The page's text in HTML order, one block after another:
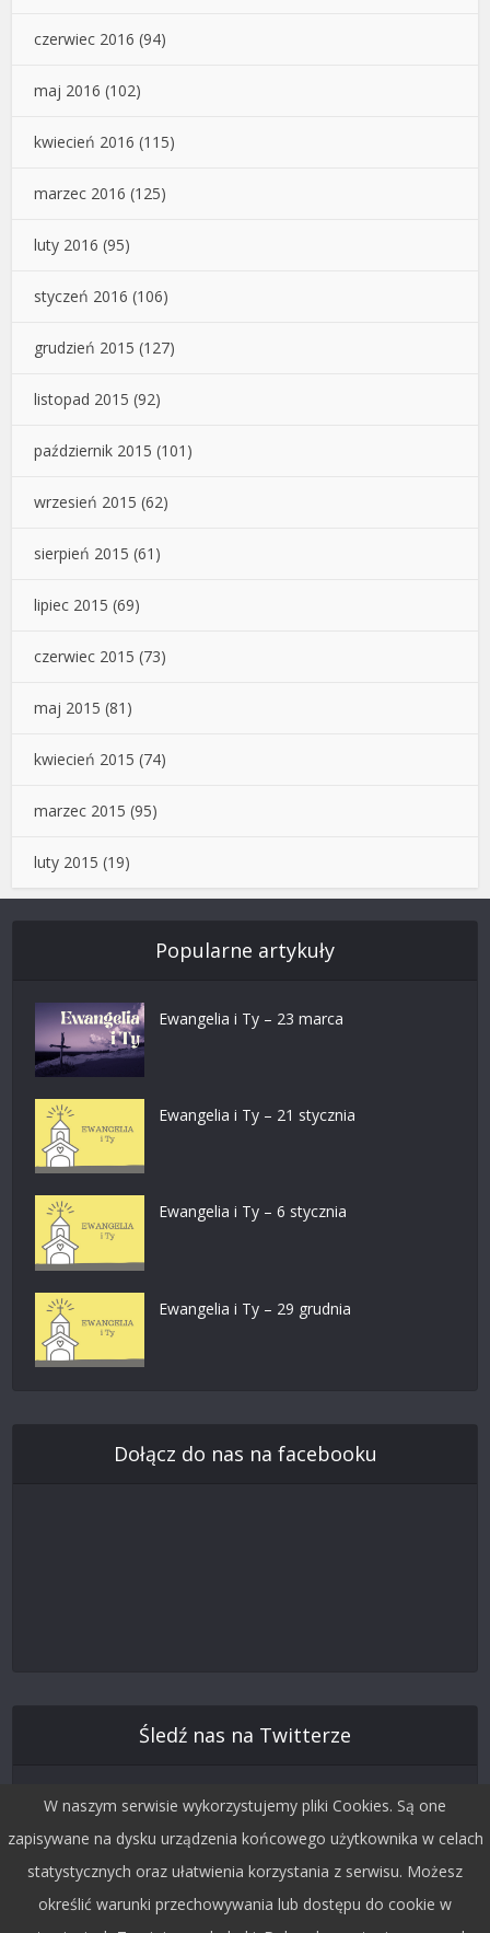
czerwiec 2016 (94)
maj 2016 (102)
kwiecień 2016 (115)
marzec 2016 (125)
luty 2016 (95)
styczeń 2016 (106)
grudzień 2015 (127)
listopad 2015 (92)
październik 2015 (101)
wrzesień 2015 (62)
sierpień 2015 (61)
lipiec 2015 (69)
czerwiec 2015 (73)
maj 2015 (81)
kwiecień 2015 (74)
marzec 2015 (95)
luty 2015 (19)
Popularne artykuły
Ewangelia i Ty – 23 marca
Ewangelia i Ty – 21 stycznia
Ewangelia i Ty – 6 stycznia
Ewangelia i Ty – 29 grudnia
Dołącz do nas na facebooku
Śledź nas na Twitterze
W naszym serwisie wykorzystujemy pliki Cookies. Są one
zapisywane na dysku urządzenia końcowego użytkownika w celach
statystycznych oraz ułatwienia korzystania z serwisu. Możesz
określić warunki przechowywania lub dostępu do cookie w